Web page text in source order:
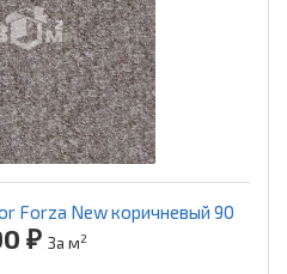
Forza New коричневый 90
₽ За м2